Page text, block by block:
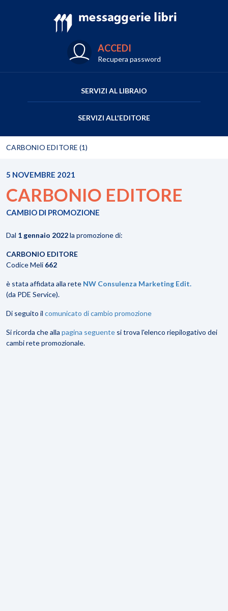
ACCEDI
Recupera password
SERVIZI AL LIBRAIO
SERVIZI ALL'EDITORE
CARBONIO EDITORE (1)
5 NOVEMBRE 2021
CARBONIO EDITORE
CAMBIO DI PROMOZIONE
Dal 1 gennaio 2022la promozione di:
CARBONIO EDITORE
Codice Meli 662
è stata affidata alla rete NW Consulenza Marketing Edit.
(da PDE Service).
Di seguito il comunicato di cambio promozione
Si ricorda che alla pagina seguente si trova l'elenco riepilogativo dei
cambi rete promozionale.